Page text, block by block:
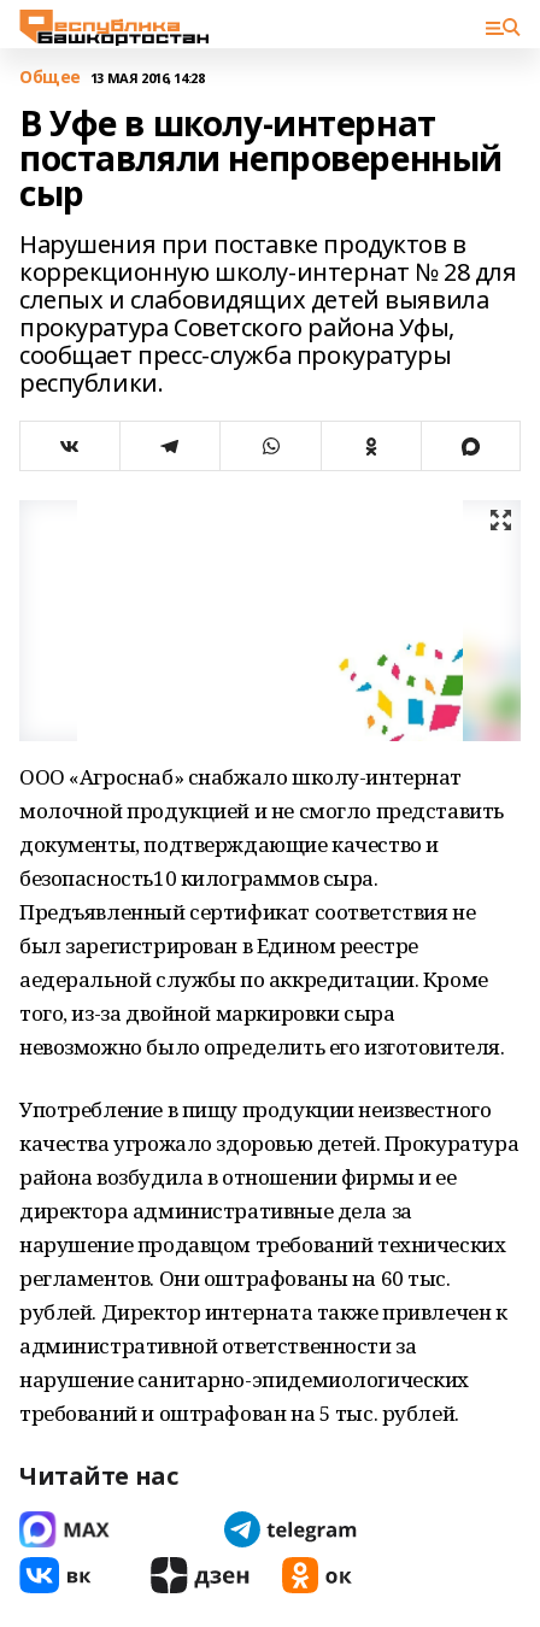
Общее 13 МАЯ 2016, 14:28
В Уфе в школу-интернат
поставляли непроверенный
сыр
Нарушения при поставке продуктов в
коррекционную школу-интернат № 28 для
слепых и слабовидящих детей выявила
прокуратура Советского района Уфы,
сообщает пресс-служба прокуратуры
республики.
ООО «Агроснаб» снабжало школу-интернат
молочной продукцией и не смогло представить
документы, подтверждающие качество и
безопасность10 килограммов сыра.
Предъявленный сертификат соответствия не
был зарегистрирован в Едином реестре
aедеральной службы по аккредитации. Кроме
того, из-за двойной маркировки сыра
невозможно было определить его изготовителя.
Употребление в пищу продукции неизвестного
качества угрожало здоровью детей. Прокуратура
района возбудила в отношении фирмы и ее
директора административные дела за
нарушение продавцом требований технических
регламентов. Они оштрафованы на 60 тыс.
рублей. Директор интерната также привлечен к
административной ответственности за
нарушение санитарно-эпидемиологических
требований и оштрафован на 5 тыс. рублей.
Читайте нас